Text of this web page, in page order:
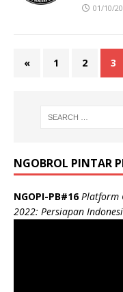
01/10/
« 1 2 3
NGOBROL PINTAR
NGOPI-PB#16Platform
2022: Persiapan